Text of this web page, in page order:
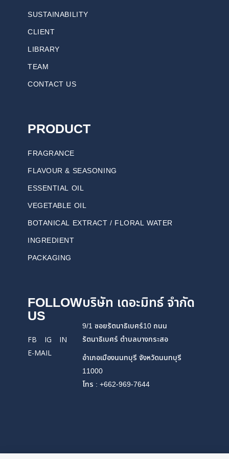
SUSTAINABILITY
CLIENT
LIBRARY
TEAM
CONTACT US
PRODUCT
FRAGRANCE
FLAVOUR & SEASONING
ESSENTIAL OIL
VEGETABLE OIL
BOTANICAL EXTRACT / FLORAL WATER
INGREDIENT
PACKAGING
FOLLOW
US
FB IG
IN
E-MAIL
บริษัท เดอะมิทธ์ จำกัด
9/1 ซอยรัตนาธิเบศร์10 ถนน
รัตนาธิเบศร์ ตำบลบางกระสอ
อำเภอเมืองนนทบุรี จังหวัดนนทบุรี
11000
โทร : +662-969-7644